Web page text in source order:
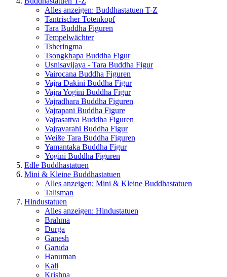
Alles anzeigen: Buddhastatuen T-Z
Tantrischer Totenkopf
Tara Buddha Figuren
Tempelwächter
Tsheringma
Tsongkhapa Buddha Figur
Usnisavijaya - Tara Buddha Figur
Vairocana Buddha Figuren
Vajra Dakini Buddha Figur
Vajra Yogini Buddha Figur
Vajradhara Buddha Figuren
Vajrapani Buddha Figure
Vajrasattva Buddha Figuren
Vajravarahi Buddha Figur
Weiße Tara Buddha Figuren
Yamantaka Buddha Figur
Yogini Buddha Figuren
Edle Buddhastatuen
Mini & Kleine Buddhastatuen
Alles anzeigen: Mini & Kleine Buddhastatuen
Talisman
Hindustatuen
Alles anzeigen: Hindustatuen
Brahma
Durga
Ganesh
Garuda
Hanuman
Kali
Krishna